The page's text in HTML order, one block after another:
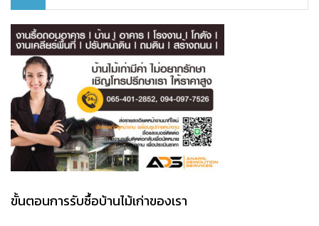
ขั้นตอนการรับซื้อบ้านไม้เก่าของเรา